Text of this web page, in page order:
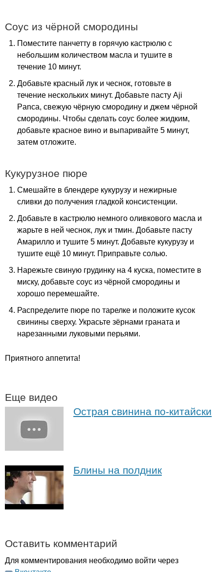
Соус из чёрной смородины
Поместите панчетту в горячую кастрюлю с
небольшим количеством масла и тушите в
течение 10 минут.
Добавьте красный лук и чеснок, готовьте в
течение нескольких минут. Добавьте пасту Aji
Panca, свежую чёрную смородину и джем чёрной
смородины. Чтобы сделать соус более жидким,
добавьте красное вино и выпаривайте 5 минут,
затем отложите.
Кукурузное пюре
Смешайте в блендере кукурузу и нежирные
сливки до получения гладкой консистенции.
Добавьте в кастрюлю немного оливкового масла и
жарьте в ней чеснок, лук и тмин. Добавьте пасту
Амарилло и тушите 5 минут. Добавьте кукурузу и
тушите ещё 10 минут. Приправьте солью.
Нарежьте свиную грудинку на 4 куска, поместите в
миску, добавьте соус из чёрной смородины и
хорошо перемешайте.
Распределите пюре по тарелке и положите кусок
свинины сверху. Украсьте зёрнами граната и
нарезанными луковыми перьями.
Приятного аппетита!
Еще видео
Острая свинина по-китайски
Блины на полдник
Оставить комментарий
Для комментирования необходимо войти через